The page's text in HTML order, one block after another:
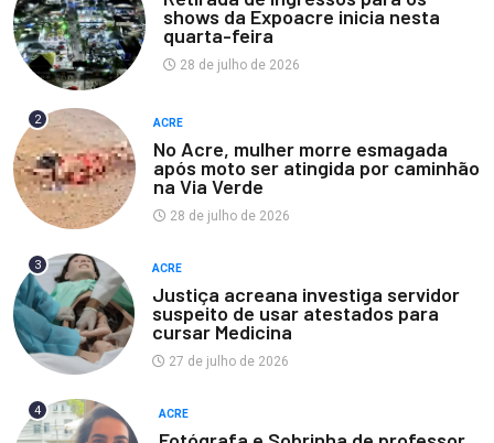
shows da Expoacre inicia nesta
quarta-feira
28 de julho de 2026
2 ACRE
No Acre, mulher morre esmagada
após moto ser atingida por caminhão
na Via Verde
28 de julho de 2026
3 ACRE
Justiça acreana investiga servidor
suspeito de usar atestados para
cursar Medicina
27 de julho de 2026
4 ACRE